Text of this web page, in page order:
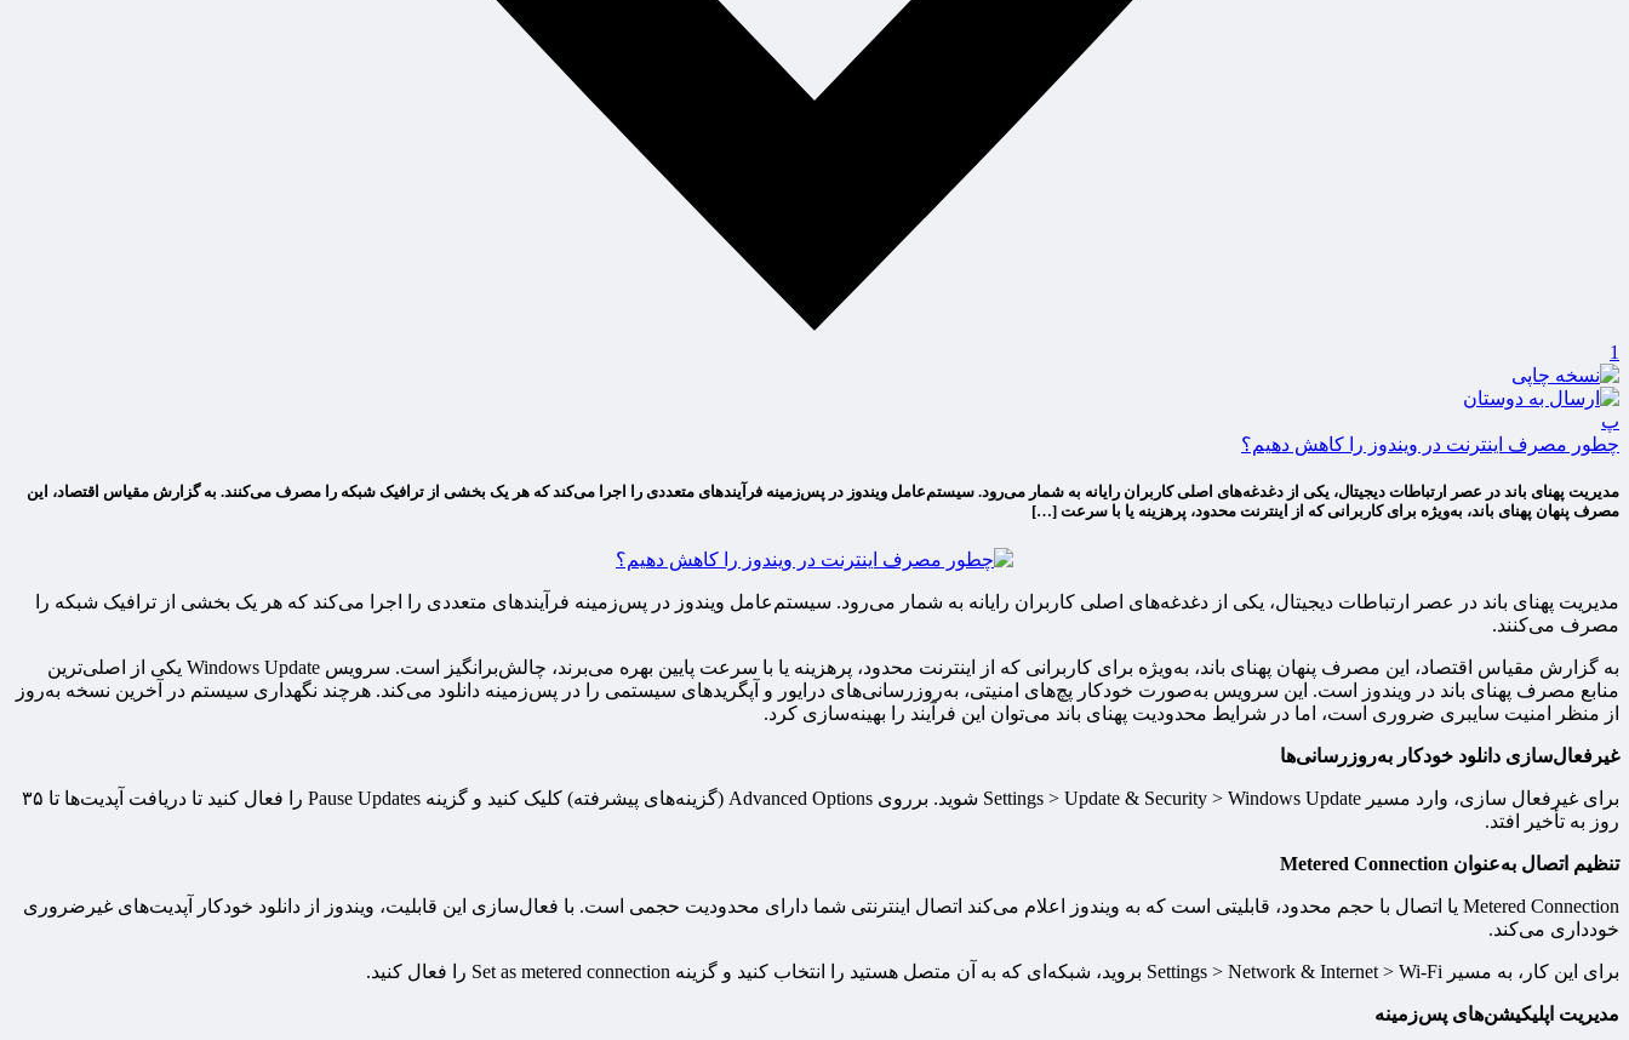
1
پ
چطور مصرف اینترنت در ویندوز را کاهش دهیم؟
مدیریت پهنای باند در عصر ارتباطات دیجیتال، یکی از دغدغه‌های اصلی کاربران رایانه به شمار می‌رود. سیستم‌عامل ویندوز در پس‌زمینه فرآیندهای متعددی را اجرا می‌کند که هر یک بخشی از ترافیک شبکه را مصرف می‌کنند. به گزارش مقیاس اقتصاد، این
مصرف پنهان پهنای باند، به‌ویژه برای کاربرانی که از اینترنت محدود، پرهزینه یا با سرعت […]
مدیریت پهنای باند در عصر ارتباطات دیجیتال، یکی از دغدغه‌های اصلی کاربران رایانه به شمار می‌رود. سیستم‌عامل ویندوز در پس‌زمینه فرآیندهای متعددی را اجرا می‌کند که هر یک بخشی از ترافیک شبکه را
مصرف می‌کنند.
به گزارش مقیاس اقتصاد، این مصرف پنهان پهنای باند، به‌ویژه برای کاربرانی که از اینترنت محدود، پرهزینه یا با سرعت پایین بهره می‌برند، چالش‌برانگیز است. سرویس Windows Update یکی از اصلی‌ترین
منابع مصرف پهنای باند در ویندوز است. این سرویس به‌صورت خودکار پچ‌های امنیتی، به‌روزرسانی‌های درایور و آپگریدهای سیستمی را در پس‌زمینه دانلود می‌کند. هرچند نگهداری سیستم در آخرین نسخه به‌روز
از منظر امنیت سایبری ضروری است، اما در شرایط محدودیت پهنای باند می‌توان این فرآیند را بهینه‌سازی کرد.
غیرفعال‌سازی دانلود خودکار به‌روزرسانی‌ها
برای غیرفعال سازی، وارد مسیر Settings > Update & Security > Windows Update شوید. برروی Advanced Options (گزینه‌های پیشرفته) کلیک کنید و گزینه Pause Updates را فعال کنید تا دریافت آپدیت‌ها تا ۳۵
روز به تأخیر افتد.
تنظیم اتصال به‌عنوان Metered Connection
Metered Connection یا اتصال با حجم محدود، قابلیتی است که به ویندوز اعلام می‌کند اتصال اینترنتی شما دارای محدودیت حجمی است. با فعال‌سازی این قابلیت، ویندوز از دانلود خودکار آپدیت‌های غیرضروری
خودداری می‌کند.
برای این کار، به مسیر Settings > Network & Internet > Wi-Fi بروید، شبکه‌ای که به آن متصل هستید را انتخاب کنید و گزینه Set as metered connection را فعال کنید.
مدیریت اپلیکیشن‌های پس‌زمینه